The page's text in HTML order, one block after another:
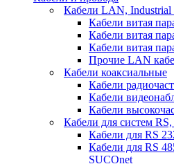
Кабели LAN, Industrial
Кабели витая
Кабели витая
Кабели витая
Прочие LAN
Кабели коаксиальные
Кабели
Кабели
Кабели
Кабели для систем
Кабели для RS
Кабели для RS
SUCOnet